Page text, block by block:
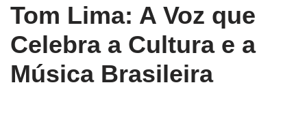
Tom Lima: A Voz que
Celebra a Cultura e a
Música Brasileira